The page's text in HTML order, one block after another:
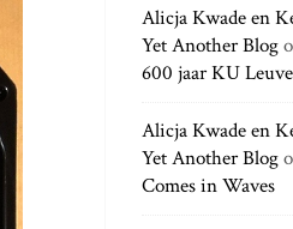
h
f
o
:
Alicja Kwade en
Yet Another Blog
600 jaar KU
Alicja Kwade en
Yet Another Blog
Comes in Waves